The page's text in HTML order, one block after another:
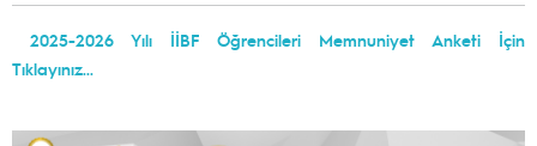
2025-2026 Yılı İİBF Öğrencileri Memnuniyet Anketi İçin
Tıklayınız...